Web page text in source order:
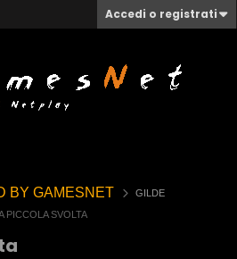
Accedi o registrati
BY GAMESNET
GILDE
PICCOLA SVOLTA